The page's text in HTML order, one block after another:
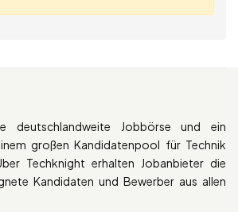
deutschlandweite Jobbörse und ein
großen Kandidatenpool für Technik
Techknight erhalten Jobanbieter die
Kandidaten und Bewerber aus allen